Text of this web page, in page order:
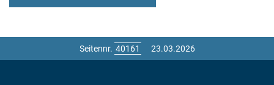
Seitennr. 23.03.2026